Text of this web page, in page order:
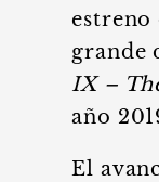
estreno
grande
IX –
año
El